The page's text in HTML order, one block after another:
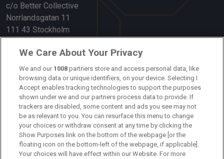
c/o Better Collective
Norrlandsgatan 11
111 43 Stockholm
Länkar
Om oss
Kontakta oss
Kundtjänst
Sponsor: Rekatochklart
Annonsera på Fotbolldirekt
We Care About Your Privacy
We and our 1008 partners store and access personal data, like
browsing data or unique identifiers, on your device. Selecting I
Accept enables tracking technologies to support the purposes
shown under we and our partners process data to provide. If
trackers are disabled, some content and ads you see may not
be as relevant to you. You can resurface this menu to change
your choices or withdraw consent at any time by clicking the
Show Purposes link on the bottom of the webpage [or the
floating icon on the bottom-left of the webpage, if applicable].
Your choices will have effect within our Website. For more